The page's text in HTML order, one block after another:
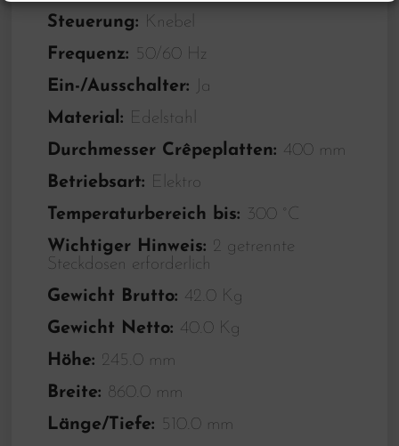
Steuerung: Knebel
Frequenz: 50/60 Hz
Ein-/Ausschalter:
Ja
Material: Edelstahl
Durchmesser Crêpeplatten: 400 mm
Betriebsart: Elektro
Temperaturbereich bis: 300 °C
Wichtiger Hinweis: 2 getrennte
Steckdosen erforderlich
Gewicht Brutto: 42.0 Kg
Gewicht Netto: 40.0 Kg
Höhe: 245.0 mm
Breite: 860.0 mm
Länge/Tiefe: 510.0 mm